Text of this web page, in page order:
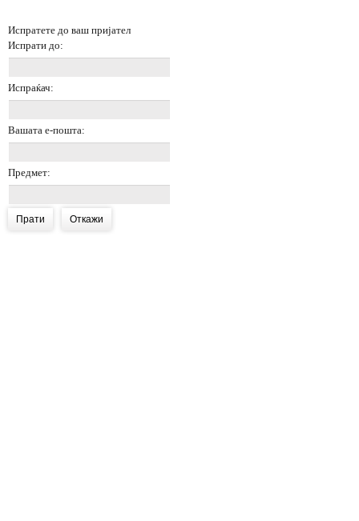
Испратете до ваш пријател
Испрати до:
Испраќач:
Вашата е-пошта:
Предмет:
Прати Откажи